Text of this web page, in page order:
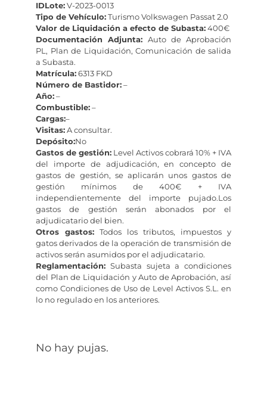
IDLote:V-2023-0013
Tipo de Vehículo:Turismo Volkswagen Passat 2.0
Valor de Liquidación a efecto de Subasta:400€
Documentación Adjunta: Auto de Aprobación
PL, Plan de Liquidación, Comunicación de salida
a Subasta.
Matrícula:6313 FKD
Número de Bastidor:–
Año:–
Combustible:–
Cargas:–
Visitas:A consultar.
Depósito:No
Gastos de gestión: Level Activos cobrará 10% + IVA
del importe de adjudicación, en concepto de
gastos de gestión, se aplicarán unos gastos de
gestión mínimos de 400€ + IVA
independientemente del importe pujado.Los
gastos de gestión serán abonados por el
adjudicatario del bien.
Otros gastos: Todos los tributos, impuestos y
gatos derivados de la operación de transmisión de
activos serán asumidos por el adjudicatario.
Reglamentación: Subasta sujeta a condiciones
del Plan de Liquidación y Auto de Aprobación, así
como Condiciones de Uso de Level Activos S.L. en
lo no regulado en los anteriores.
No hay pujas.